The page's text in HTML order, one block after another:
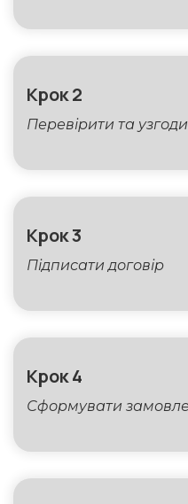
Крок 2
Перевірити та
Крок 3
Підписати договір
Крок 4
Сформувати